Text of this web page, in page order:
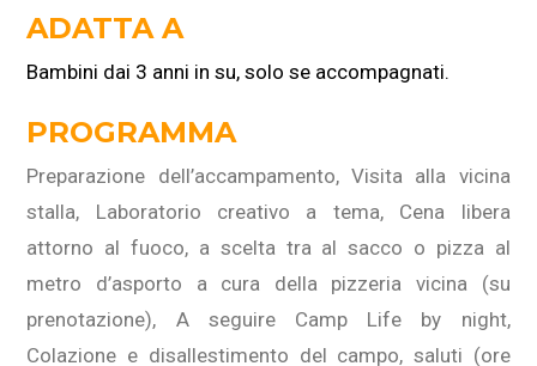
ADATTA A
Bambini dai 3 anni in su, solo se accompagnati.
PROGRAMMA
Preparazione dell’accampamento, Visita alla vicina
stalla, Laboratorio creativo a tema, Cena libera
attorno al fuoco, a scelta tra al sacco o pizza al
metro d’asporto a cura della pizzeria vicina (su
prenotazione), A seguire Camp Life by night,
Colazione e disallestimento del campo, saluti (ore